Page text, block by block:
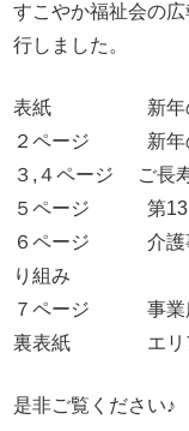
すこやか福祉会の
行しました。
表紙 新年の
２ページ 新年の
３,４ページ ご長
５ページ 第13回
６ページ 介護事
り組み
７ページ 事業所
裏表紙 エリア
是非ご覧ください♪